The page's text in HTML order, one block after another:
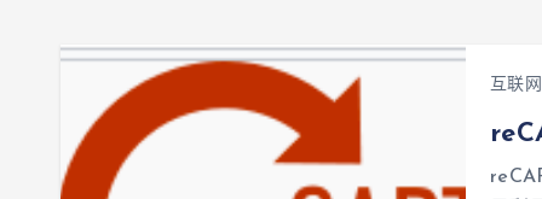
互联网